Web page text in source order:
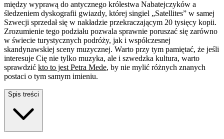
między wyprawą do antycznego królestwa Nabatejczyków a
śledzeniem dyskografii gwiazdy, której singiel „Satellites” w samej
Szwecji sprzedał się w nakładzie przekraczającym 20 tysięcy kopii.
Zrozumienie tego podziału pozwala sprawnie poruszać się zarówno
w świecie turystycznych podróży, jak i współczesnej
skandynawskiej sceny muzycznej. Warto przy tym pamiętać, że jeśli
interesuje Cię nie tylko muzyka, ale i szwedzka kultura, warto
sprawdzić kto to jest Petra Mede, by nie mylić różnych znanych
postaci o tym samym imieniu.
Spis treści